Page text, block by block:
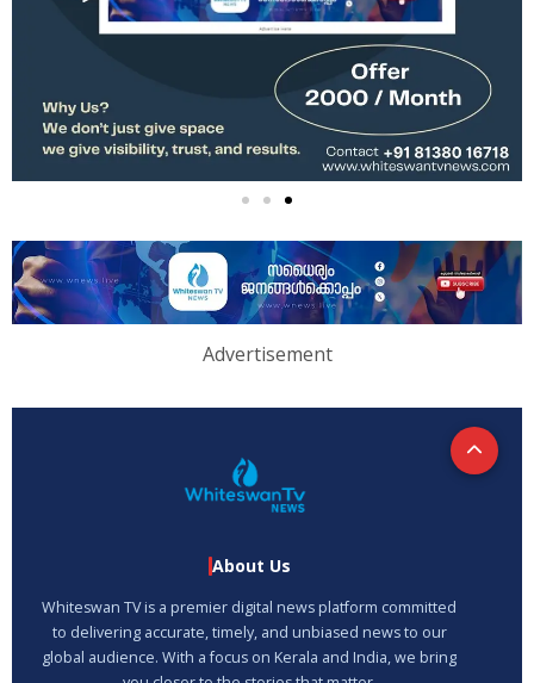
Advertisement
About Us
Whiteswan TV is a premier digital news platform committed
to delivering accurate, timely, and unbiased news to our
global audience. With a focus on Kerala and India, we bring